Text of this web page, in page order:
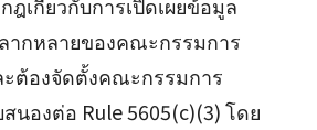
ากหลายของคณะกรรมการ
ะต้องจัดตั้งคณะกรรมการ
นองต่อ Rule 5605(c)(3) โดย